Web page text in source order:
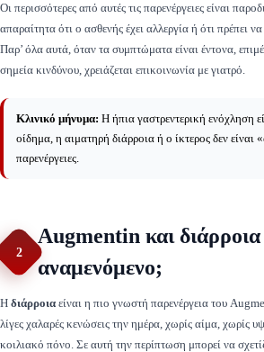
Οι περισσότερες από αυτές τις παρενέργειες είναι
απαραίτητα ότι ο ασθενής έχει αλλεργία ή ότι πρέπει
Παρ’ όλα αυτά, όταν τα συμπτώματα είναι έντονα,
σημεία κινδύνου, χρειάζεται επικοινωνία με γιατρό.
Κλινικό μήνυμα: Η ήπια γαστρεντερική ενόχληση
οίδημα, η αιματηρή διάρροια ή ο ίκτερος δεν είναι
παρενέργειες.
2
Augmentin και διάρροια
αναμενόμενο;
Η διάρροια είναι η πιο γνωστή παρενέργεια του
λίγες χαλαρές κενώσεις την ημέρα, χωρίς αίμα, χωρίς
κοιλιακό πόνο. Σε αυτή την περίπτωση μπορεί να